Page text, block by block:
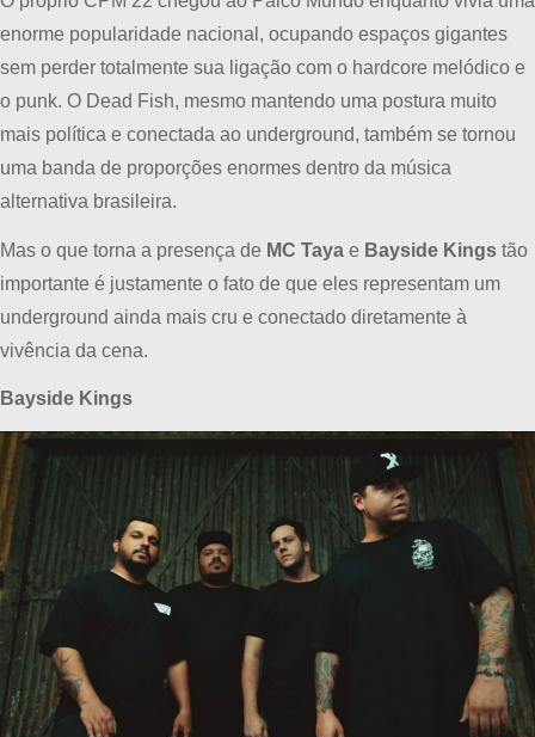
enorme popularidade nacional, ocupando espaços gigantes
sem perder totalmente sua ligação com o hardcore melódico e
o punk. O Dead Fish, mesmo mantendo uma postura muito
mais política e conectada ao underground, também se tornou
uma banda de proporções enormes dentro da música
alternativa brasileira.
Mas o que torna a presença de MC Taya e Bayside Kings tão
importante é justamente o fato de que eles representam um
underground ainda mais cru e conectado diretamente à
vivência da cena.
Bayside Kings